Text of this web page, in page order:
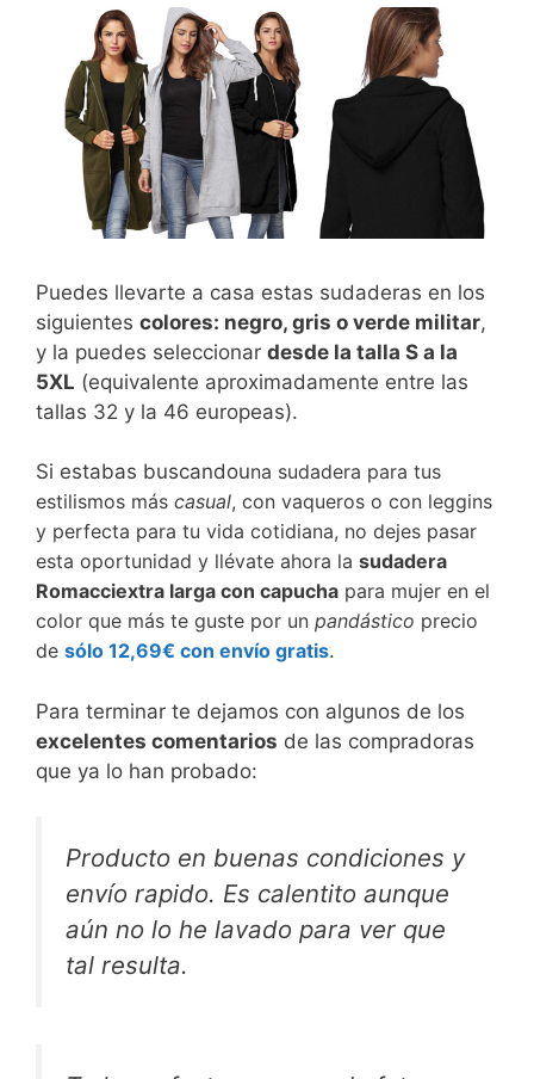
Puedes llevarte a casa estas sudaderas en los
siguientes colores: negro, gris o verde militar,
y la puedes seleccionar desde la talla S a la
5XL (equivalente aproximadamente entre las
tallas 32 y la 46 europeas).
Si estabas buscandouna sudadera para tus
estilismos más casual, con vaqueros o con leggins
y perfecta para tu vida cotidiana, no dejes pasar
esta oportunidad y llévate ahora la sudadera
Romacciextra larga con capucha para mujer en el
color que más te guste por un pandástico precio
de sólo 12,69€ con envío gratis.
Para terminar te dejamos con algunos de los
excelentes comentarios de las compradoras
que ya lo han probado:
Producto en buenas condiciones y
envío rapido. Es calentito aunque
aún no lo he lavado para ver que
tal resulta.